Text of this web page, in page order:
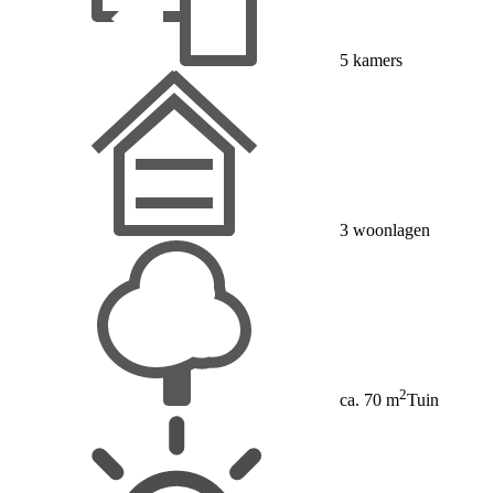
5 kamers
3 woonlagen
ca. 70 m2Tuin